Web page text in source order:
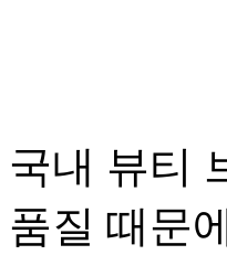
국내 뷰티
품질 때문